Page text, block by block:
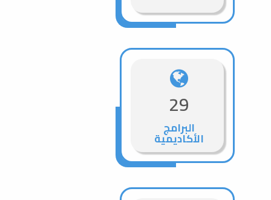
29
البرامج
الأكاديمية